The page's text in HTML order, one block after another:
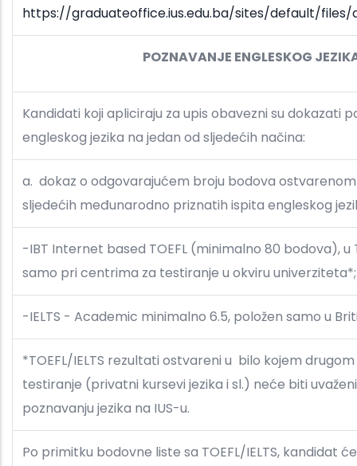
https://graduateoffice.ius.edu.ba/sites/default/
POZNAVANJE ENGLESKOG
Kandidati koji apliciraju za upis obavezni su dokazati
engleskog jezika na jedan od sljedećih načina:
a. dokaz o odgovarajućem broju bodova
sljedećih međunarodno priznatih ispita engleskog
-IBT Internet based TOEFL (minimalno 80 bodova), u
samo pri centrima za testiranje u okviru univerziteta*;
-IELTS - Academic minimalno 6.5, položen samo u
*TOEFL/IELTS rezultati ostvareni u bilo kojem
testiranje (privatni kursevi jezika i sl.) neće biti
poznavanju jezika na IUS-u.
Po primitku bodovne liste sa TOEFL/IELTS, kandidat